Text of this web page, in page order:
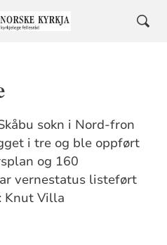
sokn i Nord-fron
i tre og ble oppført
og 160
vernestatus listeført
Knut Villa